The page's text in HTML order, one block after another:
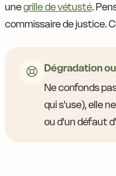
unegrille de vétusté.
commissaire de justice.
Dégradation
Ne confonds
qui s'use), elle
ou d'un défaut